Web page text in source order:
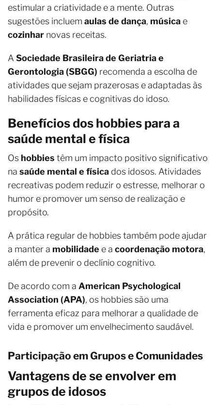
estimular a criatividade e a mente. Outras
sugestões incluem aulas de dança, música e
cozinhar novas receitas.
A Sociedade Brasileira de Geriatria e
Gerontologia (SBGG) recomenda a escolha de
atividades que sejam prazerosas e adaptadas às
habilidades físicas e cognitivas do idoso.
Benefícios dos hobbies para a
saúde mental e física
Os hobbies têm um impacto positivo significativo
na saúde mental e física dos idosos. Atividades
recreativas podem reduzir o estresse, melhorar o
humor e promover um senso de realização e
propósito.
A prática regular de hobbies também pode ajudar
a manter a mobilidade e a coordenação motora,
além de prevenir o declínio cognitivo.
De acordo com a American Psychological
Association (APA), os hobbies são uma
ferramenta eficaz para melhorar a qualidade de
vida e promover um envelhecimento saudável.
Participação em Grupos e Comunidades
Vantagens de se envolver em
grupos de idosos